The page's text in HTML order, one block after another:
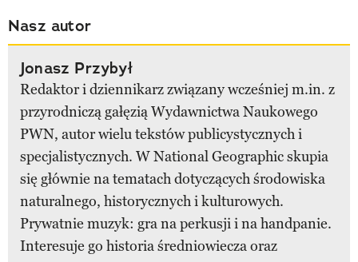
Nasz autor
Jonasz Przybył
Redaktor i dziennikarz związany wcześniej m.in. z
przyrodniczą gałęzią Wydawnictwa Naukowego
PWN, autor wielu tekstów publicystycznych i
specjalistycznych. W National Geographic skupia
się głównie na tematach dotyczących środowiska
naturalnego, historycznych i kulturowych.
Prywatnie muzyk: gra na perkusji i na handpanie.
Interesuje go historia średniowiecza oraz